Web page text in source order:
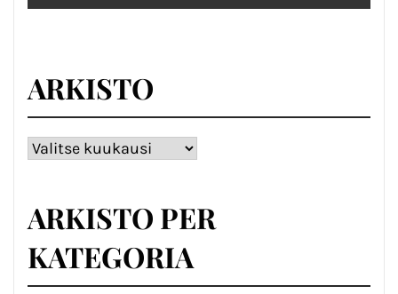
ARKISTO
Arkisto
ARKISTO PER
KATEGORIA